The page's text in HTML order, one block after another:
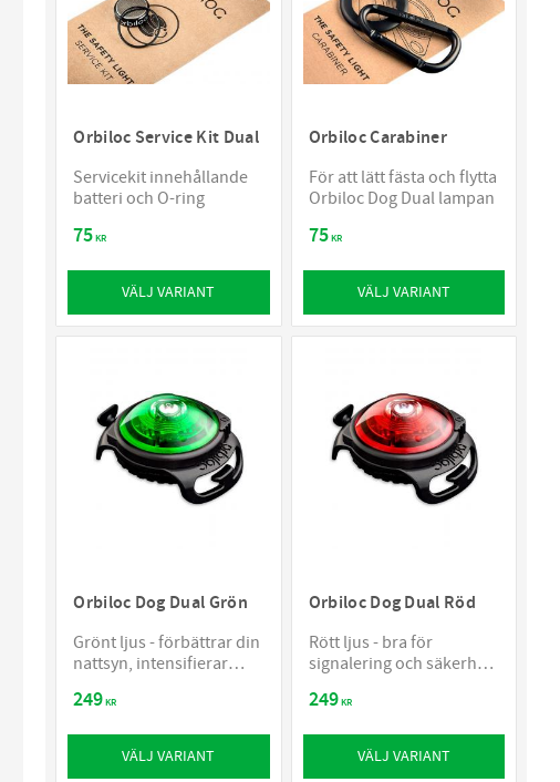
Orbiloc Service Kit Dual
Servicekit innehållande
batteri och O-ring
75KR
VÄLJ VARIANT
Orbiloc Carabiner
För att lätt fästa och flytta
Orbiloc Dog Dual lampan
75KR
VÄLJ VARIANT
Orbiloc Dog Dual Grön
Grönt ljus - förbättrar din
nattsyn, intensifierar
igenom vatten
249KR
VÄLJ VARIANT
Orbiloc Dog Dual Röd
Rött ljus - bra för
signalering och säkerhet,
249KR
VÄLJ VARIANT